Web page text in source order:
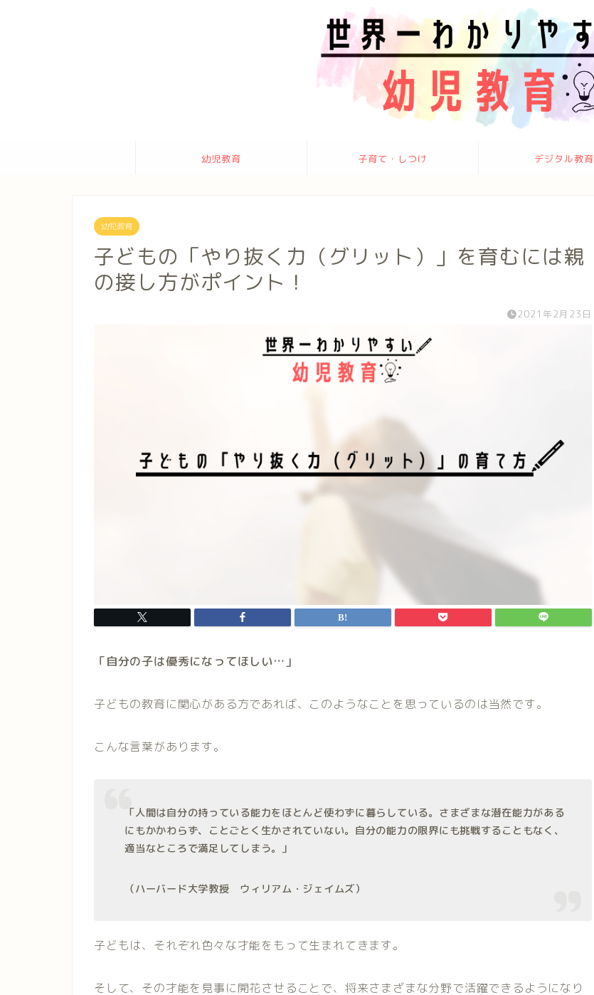
幼児教育 子育て・しつけ デジタル教育
幼児教育
子どもの「やり抜く力（グリット）」を育むには親
の接し方がポイント！
2021年2月23日
「自分の子は優秀になってほしい…」
子どもの教育に関心がある方であれば、このようなことを思っているのは当然です。
こんな言葉があります。
「人間は自分の持っている能力をほとんど使わずに暮らしている。さまざまな潜在能力がある
にもかかわらず、ことごとく生かされていない。自分の能力の限界にも挑戦することもなく、
適当なところで満足してしまう。」
（ハーバード大学教授 ウィリアム・ジェイムズ）
子どもは、それぞれ色々な才能をもって生まれてきます。
そして、その才能を見事に開花させることで、将来さまざまな分野で活躍できるようになり